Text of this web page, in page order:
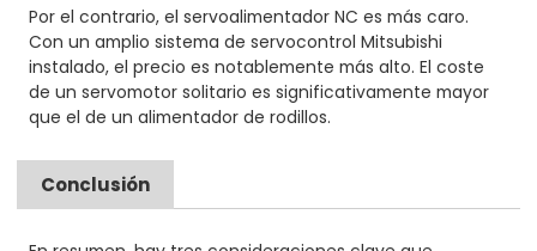
Por el contrario, el servoalimentador NC es más caro.
Con un amplio sistema de servocontrol Mitsubishi
instalado, el precio es notablemente más alto. El coste
de un servomotor solitario es significativamente mayor
que el de un alimentador de rodillos.
Conclusión